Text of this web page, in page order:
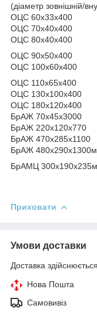
(діаметр зовнішній/
ОЦС 60х33х400
ОЦС 70х40х400
ОЦС 80х40х400
ОЦС 90х50х400
ОЦС 100х60х400
ОЦС 110х65х400
ОЦС 130х100х400
ОЦС 180х120х400
БрАЖ 70х45х3000
БрАЖ 220х120х770
БрАЖ 470х285х1100
БрАЖ
БрАМЦ
Приховати
Умови доставки
Доставка
Нова Пошта
Самовивіз